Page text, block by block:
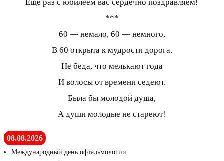
Еще раз с юбилеем вас сердечно поздравляем!
***
60 — немало, 60 — немного,
В 60 открыта к мудрости дорога.
Не беда, что мелькают года
И волосы от времени седеют.
Была бы молодой душа,
А души молодые не стареют!
08.08.2026
Международный день офтальмологии